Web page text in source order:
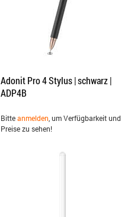
Adonit Pro 4 Stylus | schwarz |
ADP4B
Bitteanmelden , um Verfügbarkeit und
Preise zu sehen!